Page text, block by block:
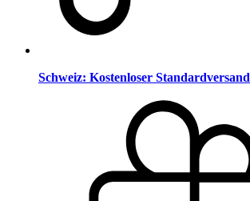
Schweiz: Kostenloser Standardversand